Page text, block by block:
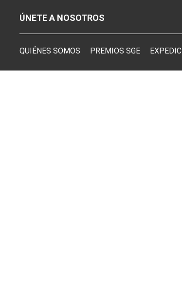
ÚNETE A NOSOTROS
QUIÉNES SOMOS PREMIOS SGE